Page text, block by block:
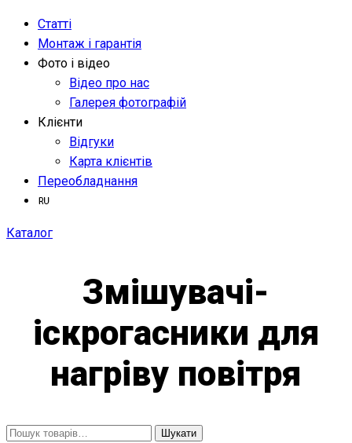
Статті
Монтаж і гарантія
Фото і відео
Відео про нас
Галерея фотографій
Клієнти
Відгуки
Карта клієнтів
Переобладнання
Каталог
Змішувачі-
іскрогасники для
нагріву повітря
Шукати: Шукати